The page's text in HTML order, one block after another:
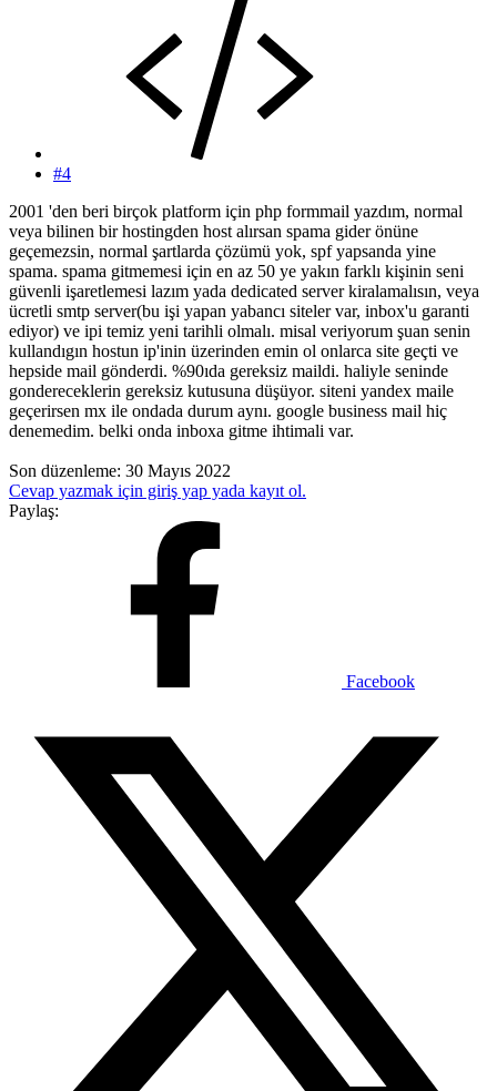
#4
2001 'den beri birçok platform için php formmail yazdım, normal
veya bilinen bir hostingden host alırsan spama gider önüne
geçemezsin, normal şartlarda çözümü yok, spf yapsanda yine
spama. spama gitmemesi için en az 50 ye yakın farklı kişinin seni
güvenli işaretlemesi lazım yada dedicated server kiralamalısın, veya
ücretli smtp server(bu işi yapan yabancı siteler var, inbox'u garanti
ediyor) ve ipi temiz yeni tarihli olmalı. misal veriyorum şuan senin
kullandıgın hostun ip'inin üzerinden emin ol onlarca site geçti ve
hepside mail gönderdi. %90ıda gereksiz maildi. haliyle seninde
gondereceklerin gereksiz kutusuna düşüyor. siteni yandex maile
geçerirsen mx ile ondada durum aynı. google business mail hiç
denemedim. belki onda inboxa gitme ihtimali var.
Son düzenleme: 30 Mayıs 2022
Cevap yazmak için giriş yap yada kayıt ol.
Paylaş:
Facebook